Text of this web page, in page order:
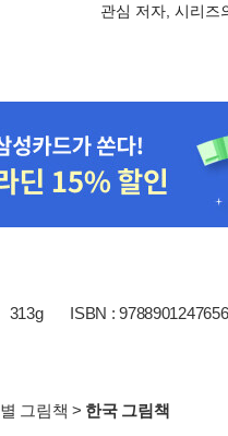
관심 저자, 시리즈
313g ISBN : 9788901247656
별 그림책 > 한국 그림책